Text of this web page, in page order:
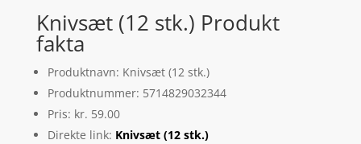
Knivsæt (12 stk.) Produkt
fakta
Produktnavn: Knivsæt (12 stk.)
Produktnummer: 5714829032344
Pris: kr. 59.00
Direkte link: Knivsæt (12 stk.)